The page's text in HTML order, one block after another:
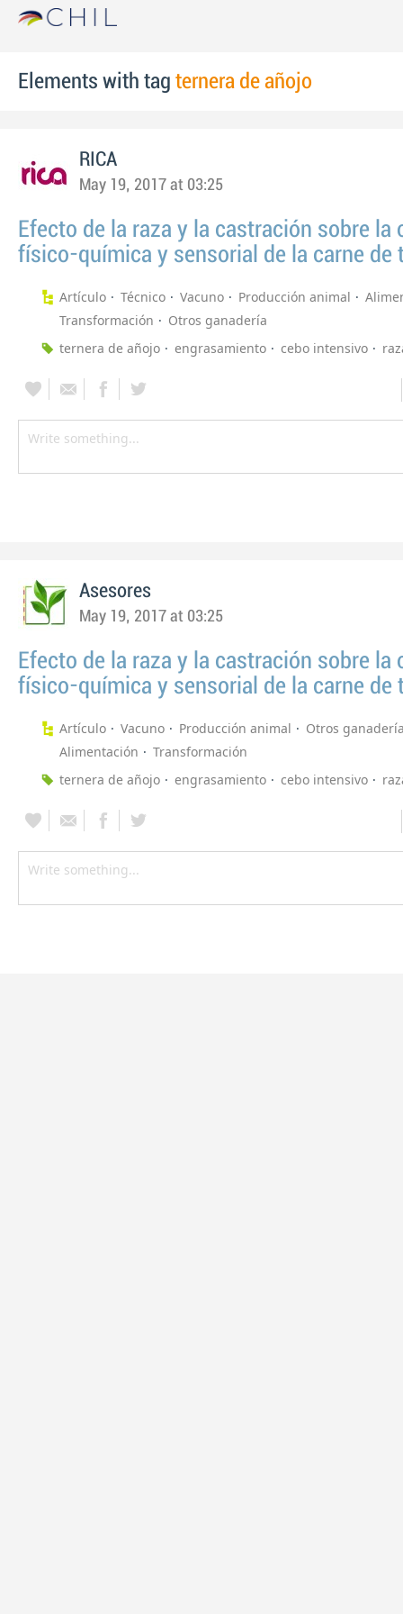
Elements with tag ternera de añojo
RICA
May 19, 2017 at 03:25
Efecto de la raza y la castración sobre la
físico-química y sensorial de la carne de
Artículo Técnico Vacuno Producción animal
Transformación
Otros ganadería
ternera de añojo
engrasamiento cebo intensivo
Asesores
May 19, 2017 at 03:25
Efecto de la raza y la castración sobre la
físico-química y sensorial de la carne de
Artículo Vacuno Producción animal
Otros
Alimentación
Transformación
ternera de añojo
engrasamiento cebo intensivo